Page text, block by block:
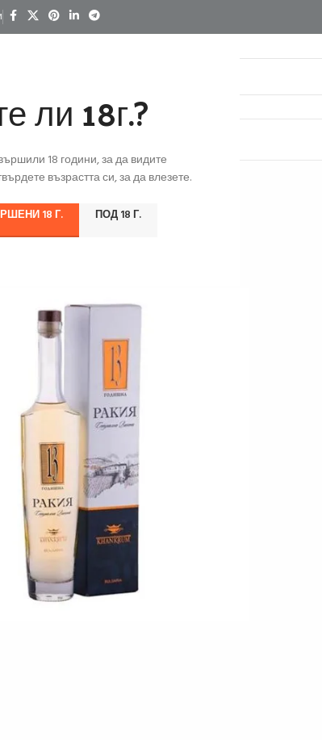
ли 18г.?
18 години, за да видите
възрастта си, за да влезете.
18 Г. ПОД 18 Г.